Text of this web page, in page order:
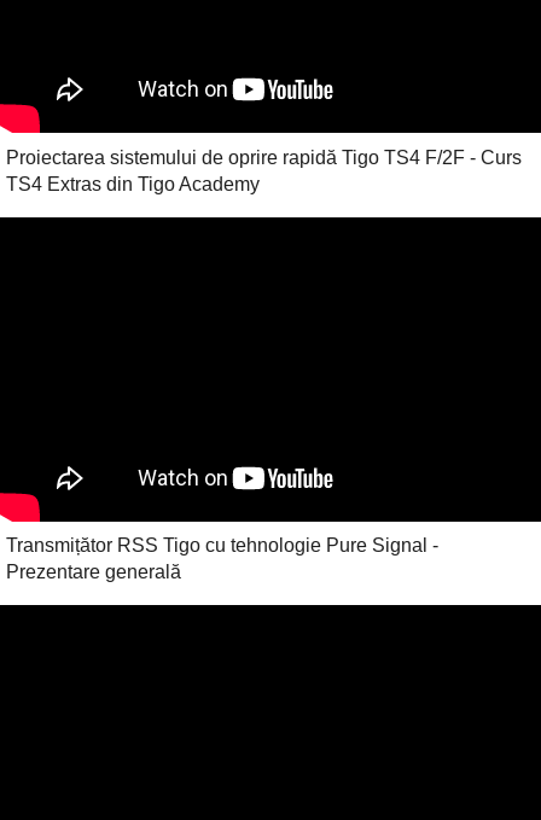
Proiectarea sistemului de oprire rapidă Tigo TS4 F/2F - Curs
TS4 Extras din Tigo Academy
Transmițător RSS Tigo cu tehnologie Pure Signal -
Prezentare generală